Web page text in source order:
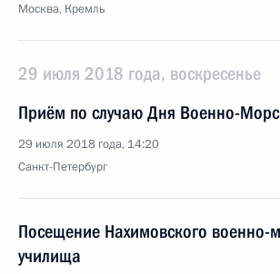
Москва, Кремль
29 июля 2018 года, воскресенье
Приём по случаю Дня Военно-
29 июля 2018 года, 14:20
Санкт-Петербург
Посещение Нахимовского военно-
училища